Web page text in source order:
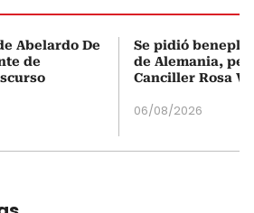
Abelardo De
de
Se pidió
de Alemania,
Canciller Rosa
06/08/2026